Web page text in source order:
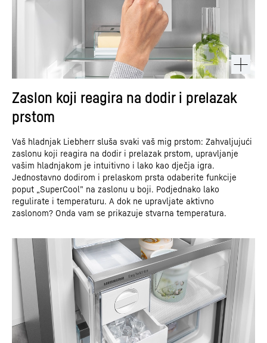
Zaslon koji reagira na dodir i prelazak
prstom
Vaš hladnjak Liebherr sluša svaki vaš mig prstom: Zahvaljujući
zaslonu koji reagira na dodir i prelazak prstom, upravljanje
vašim hladnjakom je intuitivno i lako kao dječja igra.
Jednostavno dodirom i prelaskom prsta odaberite funkcije
poput „SuperCool” na zaslonu u boji. Podjednako lako
regulirate i temperaturu. A dok ne upravljate aktivno
zaslonom? Onda vam se prikazuje stvarna temperatura.